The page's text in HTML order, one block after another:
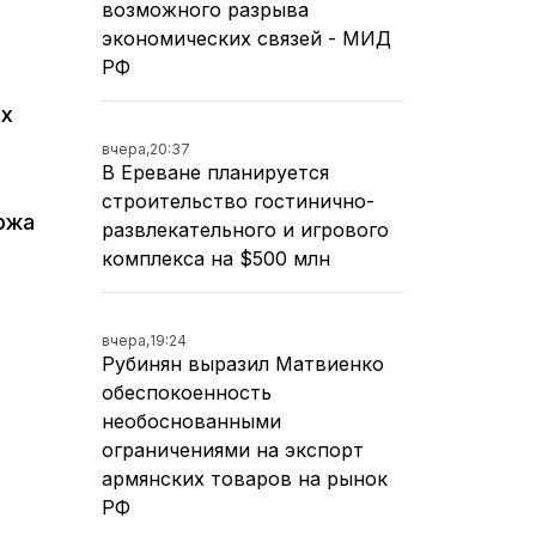
возможного разрыва
экономических связей - МИД
РФ
вчера,20:37
В Ереване планируется
строительство гостинично-
развлекательного и игрового
комплекса на $500 млн
вчера,19:24
Рубинян выразил Матвиенко
обеспокоенность
необоснованными
ограничениями на экспорт
армянских товаров на рынок
РФ